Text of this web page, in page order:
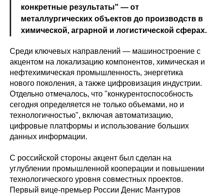
конкретные результаты" — от
металлургических объектов до производств в
химической, аграрной и логистической сферах.
Среди ключевых направлений — машиностроение с
акцентом на локализацию компонентов, химическая и
нефтехимическая промышленность, энергетика
нового поколения, а также цифровизация индустрии.
Отдельно отмечалось, что "конкурентоспособность
сегодня определяется не только объемами, но и
технологичностью", включая автоматизацию,
цифровые платформы и использование больших
данных информации.
С российской стороны акцент был сделан на
углублении промышленной кооперации и повышении
технологического уровня совместных проектов.
Первый вице-премьер России Денис Мантуров